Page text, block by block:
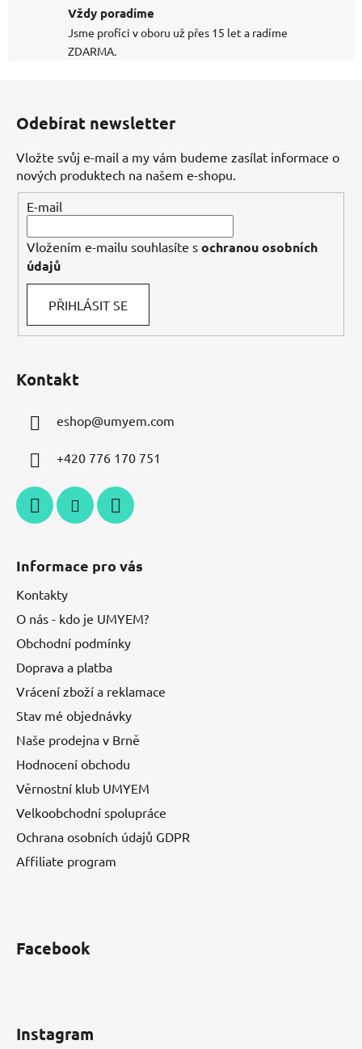
Vždy poradíme
Jsme profíci v oboru už přes 15 let a radíme
ZDARMA.
Odebírat newsletter
Vložte svůj e-mail a my vám budeme zasílat informace o
nových produktech na našem e-shopu.
E-mail
Vložením e-mailu souhlasíte s ochranou osobních
údajů
PŘIHLÁSIT SE
Kontakt
eshop@umyem.com
+420 776 170 751
Informace pro vás
Kontakty
O nás - kdo je UMYEM?
Obchodní podmínky
Doprava a platba
Vrácení zboží a reklamace
Stav mé objednávky
Naše prodejna v Brně
Hodnocení obchodu
Věrnostní klub UMYEM
Velkoobchodní spolupráce
Ochrana osobních údajů GDPR
Affiliate program
Facebook
Instagram